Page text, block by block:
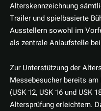
Alterskennzeichnung
Trailer und spielbasierte
Ausstellern sowohl im
als zentrale Anlaufstelle
Zur Unterstützung der
Messebesucher bereits
(USK 12, USK 16 und USK
Altersprüfung erleichtern.